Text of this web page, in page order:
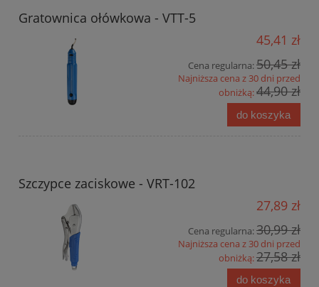
Gratownica ołówkowa - VTT-5
45,41 zł
Cena regularna:50,45 zł
Najniższa cena z 30 dni przed
obniżką:44,90 zł
do koszyka
Szczypce zaciskowe - VRT-102
27,89 zł
Cena regularna:30,99 zł
Najniższa cena z 30 dni przed
obniżką:27,58 zł
do koszyka